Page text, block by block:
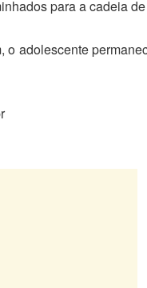
para a cadeia
o adolescente